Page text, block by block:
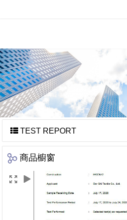
TEST REPORT
商品櫥窗